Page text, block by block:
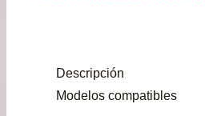
Descripción
Modelos compatibles